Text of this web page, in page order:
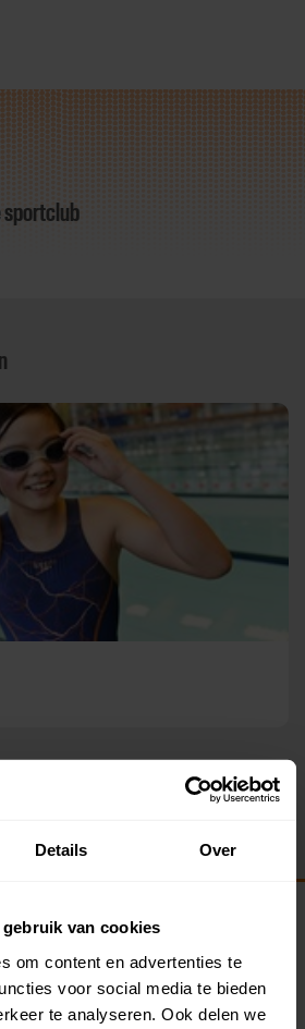
Details Over
van cookies
om content en advertenties te
voor social media te bieden
te analyseren. Ook delen we
sportclub